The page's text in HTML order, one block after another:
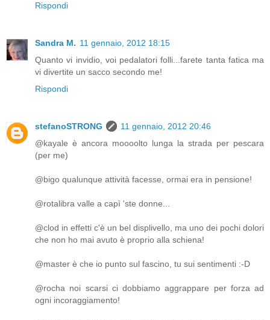
Rispondi
Sandra M. 11 gennaio, 2012 18:15
Quanto vi invidio, voi pedalatori folli...farete tanta fatica ma
vi divertite un sacco secondo me!
Rispondi
stefanoSTRONG
11 gennaio, 2012 20:46
@kayale è ancora moooolto lunga la strada per pescara
(per me)
@bigo qualunque attività facesse, ormai era in pensione!
@rotalibra valle a capì 'ste donne...
@clod in effetti c'è un bel displivello, ma uno dei pochi dolori
che non ho mai avuto è proprio alla schiena!
@master è che io punto sul fascino, tu sui sentimenti :-D
@rocha noi scarsi ci dobbiamo aggrappare per forza ad
ogni incoraggiamento!